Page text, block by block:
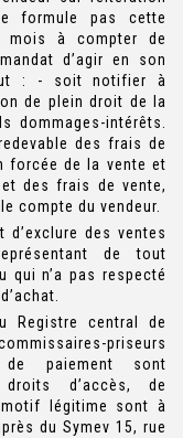
formule pas cette
mois à compter de
d’agir en son
: - soit notifier à
de plein droit de la
dommages-intérêts.
des frais de
forcée de la vente et
des frais de vente,
compte du vendeur.
des ventes
de tout
n’a pas respecté
Registre central de
priseurs
paiement sont
droits d’accès, de
légitime sont à
du Symev 15, rue